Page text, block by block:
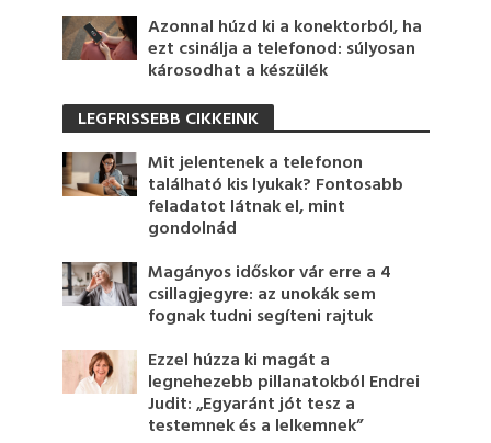
Azonnal húzd ki a konektorból, ha
ezt csinálja a telefonod: súlyosan
károsodhat a készülék
LEGFRISSEBB CIKKEINK
Mit jelentenek a telefonon
található kis lyukak? Fontosabb
feladatot látnak el, mint
gondolnád
Magányos időskor vár erre a 4
csillagjegyre: az unokák sem
fognak tudni segíteni rajtuk
Ezzel húzza ki magát a
legnehezebb pillanatokból Endrei
Judit: „Egyaránt jót tesz a
testemnek és a lelkemnek”